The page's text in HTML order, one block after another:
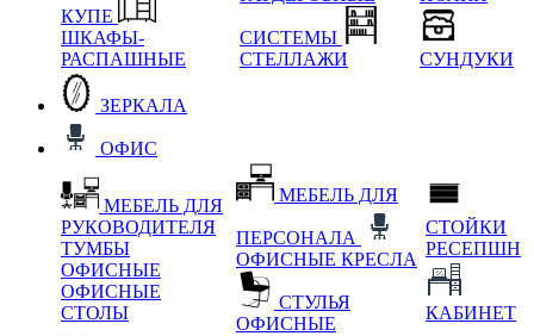
КУПЕ
ШКАФЫ-
РАСПАШНЫЕ
СИСТЕМЫ
СТЕЛЛАЖИ
СУНДУКИ
ЗЕРКАЛА
ОФИС
МЕБЕЛЬ ДЛЯ
РУКОВОДИТЕЛЯ
ТУМБЫ
ОФИСНЫЕ
ОФИСНЫЕ
СТОЛЫ
МЕБЕЛЬ ДЛЯ
ПЕРСОНАЛА
ОФИСНЫЕ КРЕСЛА
СТУЛЬЯ
ОФИСНЫЕ
СТОЙКИ
РЕСЕПШН
КАБИНЕТ